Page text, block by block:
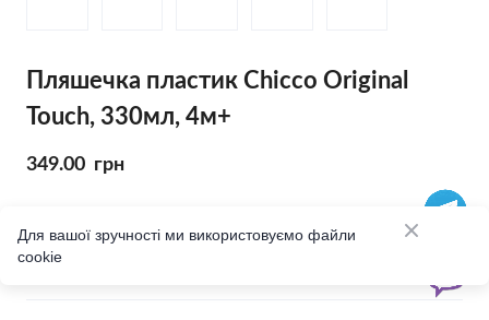
Пляшечка пластик Chicco Original
Touch, 330мл, 4м+
349.00  грн
Для вашої зручності ми використовуємо файли
cookie